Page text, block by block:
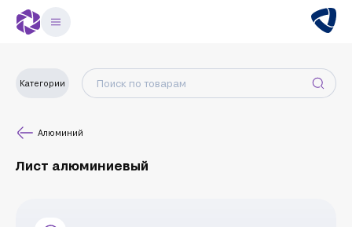
Категории
Алюминий
Лист алюминиевый